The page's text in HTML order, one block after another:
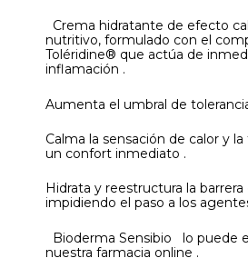
Crema hidratante de efecto
nutritivo, formulado con el
Toléridine® que actúa de
inflamación .
Aumenta el umbral de
Calma la sensación de calor y
un confort inmediato .
Hidrata y reestructura la
impidiendo el paso a los
Bioderma Sensibio lo puede
nuestra farmacia online .